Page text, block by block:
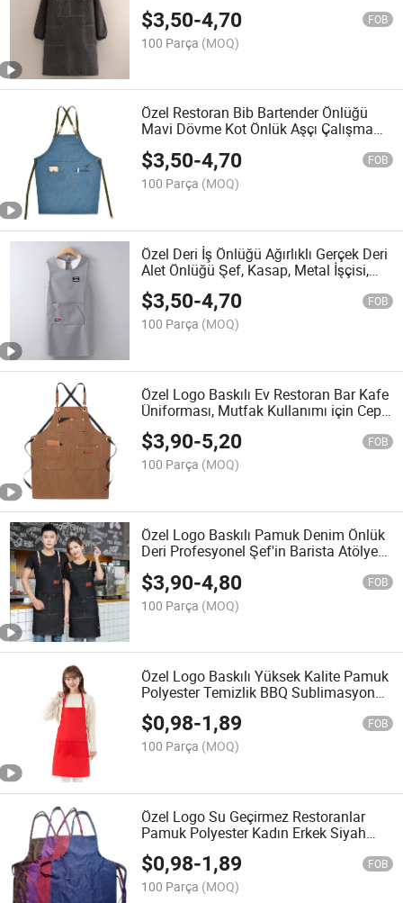
Geçirmez Kanvas Apron
$3,50-4,70 FOB
100 Parça (MOQ)
Özel Restoran Bib Bartender Önlüğü
Mavi Dövme Kot Önlük Aşçı Çalışma
Önlüğü Manikürcüler için
$3,50-4,70 FOB
100 Parça (MOQ)
Özel Deri İş Önlüğü Ağırlıklı Gerçek Deri
Alet Önlüğü Şef, Kasap, Metal İşçisi,
Marangoz için Çalışma Önlüğü
$3,50-4,70 FOB
100 Parça (MOQ)
Özel Logo Baskılı Ev Restoran Bar Kafe
Üniforması, Mutfak Kullanımı için Cepli
Pamuklu Kanvas Önlükler Mevcuttur
$3,90-5,20 FOB
100 Parça (MOQ)
Özel Logo Baskılı Pamuk Denim Önlük
Deri Profesyonel Şef'in Barista Atölyesi
$3,90-4,80 FOB
100 Parça (MOQ)
Özel Logo Baskılı Yüksek Kalite Pamuk
Polyester Temizlik BBQ Sublimasyon
Şef Mutfak Aşçı Pişirme Önlüğü
$0,98-1,89 FOB
100 Parça (MOQ)
Özel Logo Su Geçirmez Restoranlar
Pamuk Polyester Kadın Erkek Siyah
Boş Önlük Mutfak Şefi Pişirme
Önlükleri
$0,98-1,89 FOB
100 Parça (MOQ)